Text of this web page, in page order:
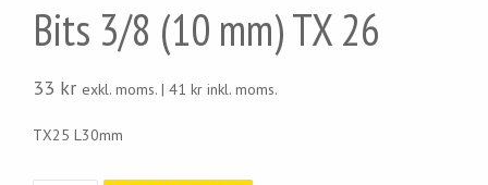
Bits 3/8 (10 mm) TX 26
33 kr exkl. moms. | 41 kr inkl. moms.
TX25 L30mm